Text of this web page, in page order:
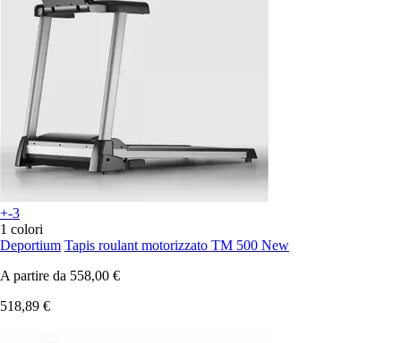
+-3
1 colori
Deportium Tapis roulant motorizzato TM 500 New
A partire da 558,00 €
518,89 €